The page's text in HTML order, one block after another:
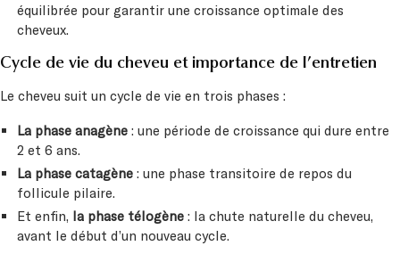
équilibrée pour garantir une croissance optimale des
cheveux.
Cycle de vie du cheveu et importance de l’entretien
Le cheveu suit un cycle de vie en trois phases :
La phase anagène: une période de croissance qui dure entre
2 et 6 ans.
La phase catagène: une phase transitoire de repos du
follicule pilaire.
Et enfin, la phase télogène: la chute naturelle du cheveu,
avant le début d’un nouveau cycle.